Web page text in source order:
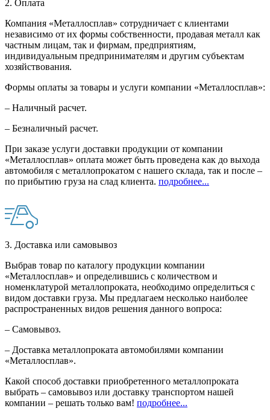
2. Оплата
Компания «Металлосплав» сотрудничает с клиентами
независимо от их формы собственности, продавая металл как
частным лицам, так и фирмам, предприятиям,
индивидуальным предпринимателям и другим субъектам
хозяйствования.
Формы оплаты за товары и услуги компании «Металлосплав»:
– Наличный расчет.
– Безналичный расчет.
При заказе услуги доставки продукции от компании
«Металлосплав» оплата может быть проведена как до выхода
автомобиля с металлопрокатом с нашего склада, так и после –
по прибытию груза на слад клиента. подробнее...
3. Доставка или самовывоз
Выбрав товар по каталогу продукции компании
«Металлосплав» и определившись с количеством и
номенклатурой металлопроката, необходимо определиться с
видом доставки груза. Мы предлагаем несколько наиболее
распространенных видов решения данного вопроса:
– Самовывоз.
– Доставка металлопроката автомобилями компании
«Металлосплав».
Какой способ доставки приобретенного металлопроката
выбрать – самовывоз или доставку транспортом нашей
компании – решать только вам! подробнее...